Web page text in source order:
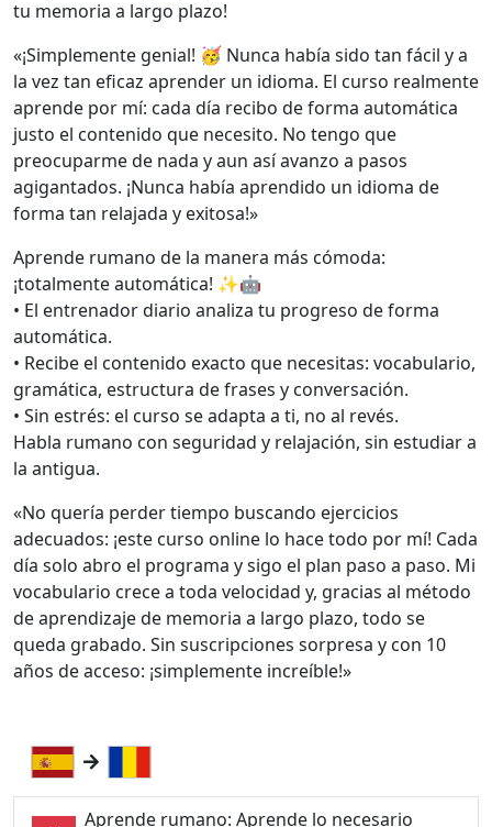
tu memoria a largo plazo!
«¡Simplemente genial! 🥳 Nunca había sido tan fácil y a
la vez tan eficaz aprender un idioma. El curso realmente
aprende por mí: cada día recibo de forma automática
justo el contenido que necesito. No tengo que
preocuparme de nada y aun así avanzo a pasos
agigantados. ¡Nunca había aprendido un idioma de
forma tan relajada y exitosa!»
Aprende rumano de la manera más cómoda:
¡totalmente automática! ✨🤖
• El entrenador diario analiza tu progreso de forma
automática.
• Recibe el contenido exacto que necesitas: vocabulario,
gramática, estructura de frases y conversación.
• Sin estrés: el curso se adapta a ti, no al revés.
Habla rumano con seguridad y relajación, sin estudiar a
la antigua.
«No quería perder tiempo buscando ejercicios
adecuados: ¡este curso online lo hace todo por mí! Cada
día solo abro el programa y sigo el plan paso a paso. Mi
vocabulario crece a toda velocidad y, gracias al método
de aprendizaje de memoria a largo plazo, todo se
queda grabado. Sin suscripciones sorpresa y con 10
años de acceso: ¡simplemente increíble!»
Aprende rumano: Aprende lo necesario